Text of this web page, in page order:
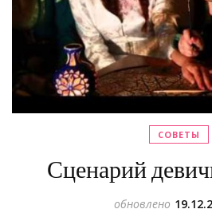
СОВЕТЫ
Сценарий
обновлено